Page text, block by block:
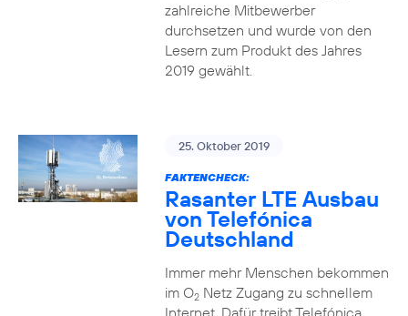
zahlreiche Mitbewerber
durchsetzen und wurde von den
Lesern zum Produkt des Jahres
2019 gewählt.
25. Oktober 2019
FAKTENCHECK:
Rasanter LTE Ausbau
von Telefónica
Deutschland
Immer mehr Menschen bekommen
im O2Netz Zugang zu schnellem
Internet. Dafür treibt Telefónica